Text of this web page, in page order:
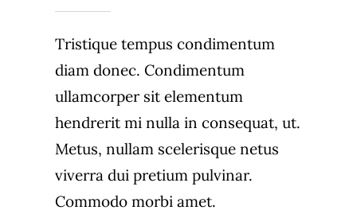
Tristique tempus condimentum
diam donec. Condimentum
ullamcorper sit elementum
hendrerit mi nulla in consequat, ut.
Metus, nullam scelerisque netus
viverra dui pretium pulvinar.
Commodo morbi amet.